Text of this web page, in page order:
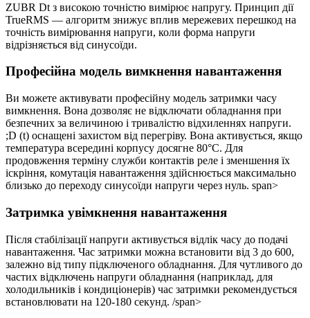
ZUBR Dt з високою точністю вимірює напругу. Принцип дії
TrueRMS — алгоритм знижує вплив мережевих перешкод на
точність вимірювання напруги, коли форма напруги
відрізняється від синусоїди.
Професійна модель вимкнення навантаження
Ви можете активувати професійну модель затримки часу
вимкнення. Вона дозволяє не відключати обладнання при
безпечних за величиною і тривалістю відхиленнях напруги.
;D (t) оснащені захистом від перегріву. Вона активується, якщо
температура всередині корпусу досягне 80°С. Для
продовження терміну служби контактів реле і зменшення їх
іскріння, комутація навантаження здійснюється максимально
близько до переходу синусоїди напруги через нуль. span>
Затримка увімкнення навантаження
Після стабілізації напруги активується відлік часу до подачі
навантаження. Час затримки можна встановити від 3 до 600,
залежно від типу підключеного обладнання. Для чутливого до
частих відключень напруги обладнання (наприклад, для
холодильників і кондиціонерів) час затримки рекомендується
встановлювати на 120-180 секунд. /span>